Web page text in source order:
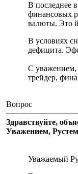
В последнее
финансовых
валюты. Это
В условиях
дефицита.
С уважением,
трейдер,
Вопрос
Здравствуйте,
Уважением, Рустем
Уважаемый